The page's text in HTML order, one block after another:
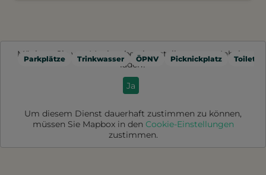
Parkplätze Trinkwasser ÖPNV Picknickplatz
Möchten Sie von Mapbox
bereitgestellte externe Inhalte
laden?
Ja
Um diesem Dienst dauerhaft zustimmen zu können,
müssen Sie Mapboxin den Cookie-Einstellungen
zustimmen.